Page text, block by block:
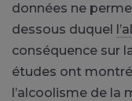
données ne
dessous duquel
conséquence sur
études ont
l’alcoolisme de la